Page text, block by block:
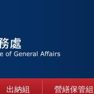
出納組 營繕保管組